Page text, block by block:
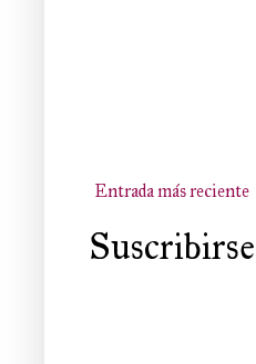
Entrada más reciente